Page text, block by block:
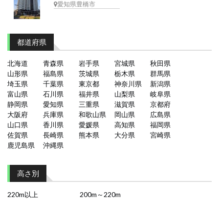
愛知県豊橋市
都道府県
北海道 青森県 岩手県 宮城県
秋田県
山形県
福島県 茨城県 栃木県
群馬県
埼玉県
千葉県 東京都 神奈川県
新潟県
富山県
石川県 福井県 山梨県
岐阜県
静岡県
愛知県 三重県 滋賀県
京都府
大阪府
兵庫県 和歌山県 岡山県
広島県
山口県
香川県 愛媛県 高知県
福岡県
佐賀県
長崎県 熊本県 大分県
宮崎県
鹿児島県
沖縄県
高さ別
220m以上
200m～220m